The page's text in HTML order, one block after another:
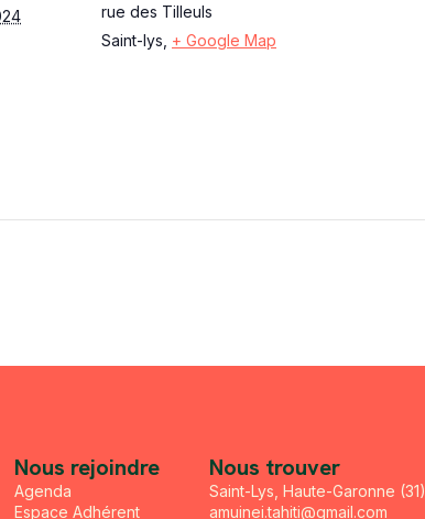
rue des Tilleuls
Saint-lys + Google Map
Nous rejoindre
Agenda
Espace Adhérent
Nous trouver
Saint-Lys, Haute-Garonne (31)
amuinei.tahiti@gmail.com